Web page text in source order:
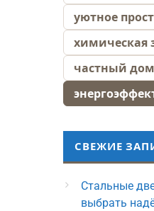
уютное
химическая
частный дом
СВЕЖИЕ
Стальные
выбрать